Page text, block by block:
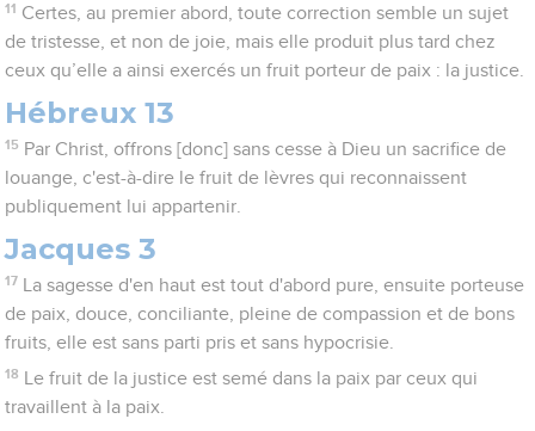
11 Certes, au premier abord, toute correction semble un sujet
de tristesse, et non de joie, mais elle produit plus tard chez
ceux qu’elle a ainsi exercés un fruit porteur de paix : la justice.
Hébreux 13
15 Par Christ, offrons [donc] sans cesse à Dieu un sacrifice de
louange, c'est-à-dire le fruit de lèvres qui reconnaissent
publiquement lui appartenir.
Jacques 3
17
La sagesse d'en haut est tout d'abord pure, ensuite porteuse
de paix, douce, conciliante, pleine de compassion et de bons
fruits, elle est sans parti pris et sans hypocrisie.
18
Le fruit de la justice est semé dans la paix par ceux qui
travaillent à la paix.